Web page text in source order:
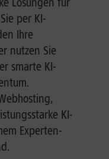
per KI-
Ihre
nutzen Sie
smarte KI-
KI-
Experten-